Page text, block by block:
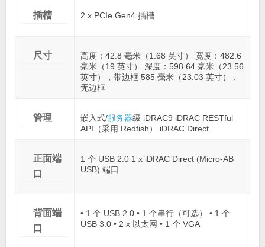
插槽 2 x PCIe Gen4 插槽
尺寸
高度：42.8 毫米（1.68 英寸） 宽度：482.6
毫米（19 英寸） 深度：598.64 毫米（23.56
英寸），带边框 585 毫米（23.03 英寸），
无边框
管理 嵌入式/服务器级 iDRAC9 iDRAC RESTful
API（采用 Redfish） iDRAC Direct
正面端
口
1 个 USB 2.0 1 x iDRAC Direct (Micro-AB
USB) 端口
背面端
口
• 1 个 USB 2.0 • 1 个串行（可选） • 1 个
USB 3.0 • 2 x 以太网 • 1 个 VGA